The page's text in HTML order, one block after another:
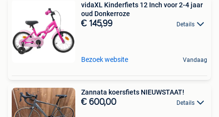
vidaXL Kinderfiets 12 Inch voor 2-4 jaar
oud Donkerroze
€ 145,99 Details
Bezoek website Vandaag
Zannata koersfiets NIEUWSTAAT!
€ 600,00 Details